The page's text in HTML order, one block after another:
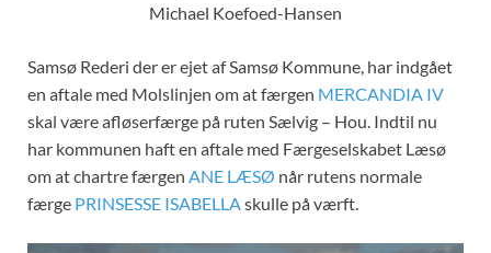
Michael Koefoed-Hansen
Samsø Rederi der er ejet af Samsø Kommune, har indgået
en aftale med Molslinjen om at færgen MERCANDIA IV
skal være afløserfærge på ruten Sælvig – Hou. Indtil nu
har kommunen haft en aftale med Færgeselskabet Læsø
om at chartre færgen ANE LÆSØ når rutens normale
færge PRINSESSE ISABELLA skulle på værft.